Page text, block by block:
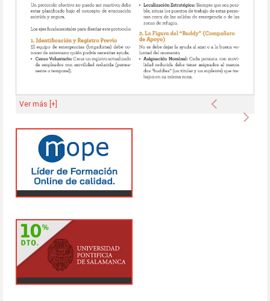
Anterior
Ver más [+]